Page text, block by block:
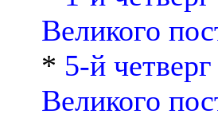
Великого
* 5-й четверг
Великого